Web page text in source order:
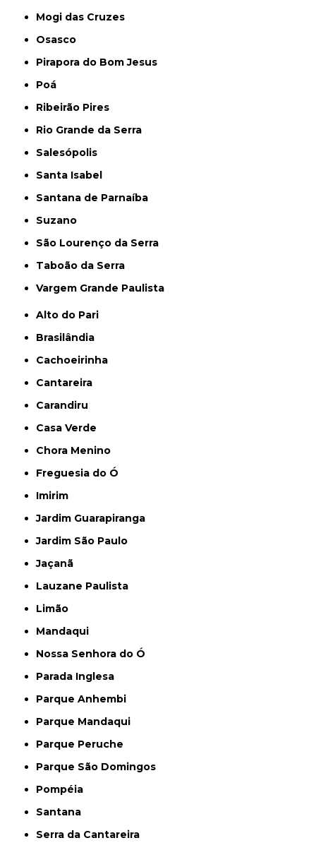
Mogi das Cruzes
Osasco
Pirapora do Bom Jesus
Poá
Ribeirão Pires
Rio Grande da Serra
Salesópolis
Santa Isabel
Santana de Parnaíba
Suzano
São Lourenço da Serra
Taboão da Serra
Vargem Grande Paulista
Alto do Pari
Brasilândia
Cachoeirinha
Cantareira
Carandiru
Casa Verde
Chora Menino
Freguesia do Ó
Imirim
Jardim Guarapiranga
Jardim São Paulo
Jaçanã
Lauzane Paulista
Limão
Mandaqui
Nossa Senhora do Ó
Parada Inglesa
Parque Anhembi
Parque Mandaqui
Parque Peruche
Parque São Domingos
Pompéia
Santana
Serra da Cantareira